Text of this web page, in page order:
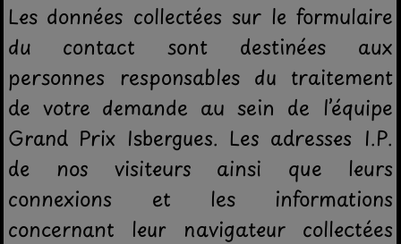
Les données collectées sur le formulaire
du contact sont destinées aux
personnes responsables du traitement
de votre demande au sein de l’équipe
Grand Prix Isbergues. Les adresses I.P.
de nos visiteurs ainsi que leurs
connexions et les informations
concernant leur navigateur collectées